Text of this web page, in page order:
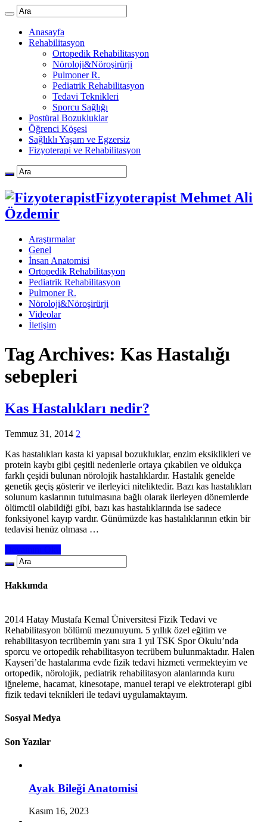
Anasayfa
Rehabilitasyon
Ortopedik Rehabilitasyon
Nöroloji&Nöroşirürji
Pulmoner R.
Pediatrik Rehabilitasyon
Tedavi Teknikleri
Sporcu Sağlığı
Postüral Bozukluklar
Öğrenci Köşesi
Sağlıklı Yaşam ve Egzersiz
Fizyoterapi ve Rehabilitasyon
Fizyoterapist Mehmet Ali
Özdemir
Araştırmalar
Genel
İnsan Anatomisi
Ortopedik Rehabilitasyon
Pediatrik Rehabilitasyon
Pulmoner R.
Nöroloji&Nöroşirürji
Videolar
İletişim
Tag Archives: Kas Hastalığı
sebepleri
Kas Hastalıkları nedir?
Temmuz 31, 2014 2
Kas hastalıkları kasta ki yapısal bozukluklar, enzim eksiklikleri ve
protein kaybı gibi çeşitli nedenlerle ortaya çıkabilen ve oldukça
farklı çeşidi bulunan nörolojik hastalıklardır. Hastalık genelde
genetik geçiş gösterir ve ilerleyici niteliktedir. Bazı kas hastalıkları
solunum kaslarının tutulmasına bağlı olarak ilerleyen dönemlerde
ölümcül olabildiği gibi, bazı kas hastalıklarında ise sadece
fonksiyonel kayıp vardır. Günümüzde kas hastalıklarının etkin bir
tedavisi henüz olmasa …
Hakkımda
2014 Hatay Mustafa Kemal Üniversitesi Fizik Tedavi ve
Rehabilitasyon bölümü mezunuyum. 5 yıllık özel eğitim ve
rehabilitasyon tecrübemin yanı sıra 1 yıl TSK Spor Okulu’nda
sporcu ve ortopedik rehabilitasyon tecrübem bulunmaktadır. Halen
Kayseri’de hastalarıma evde fizik tedavi hizmeti vermekteyim ve
ortopedik, nörolojik, pediatrik rehabilitasyon alanlarında kuru
iğneleme, hacamat, kinesotape, manuel terapi ve elektroterapi gibi
fizik tedavi teknikleri ile tedavi uygulamaktayım.
Sosyal Medya
Son Yazılar
Ayak Bileği Anatomisi
Kasım 16, 2023